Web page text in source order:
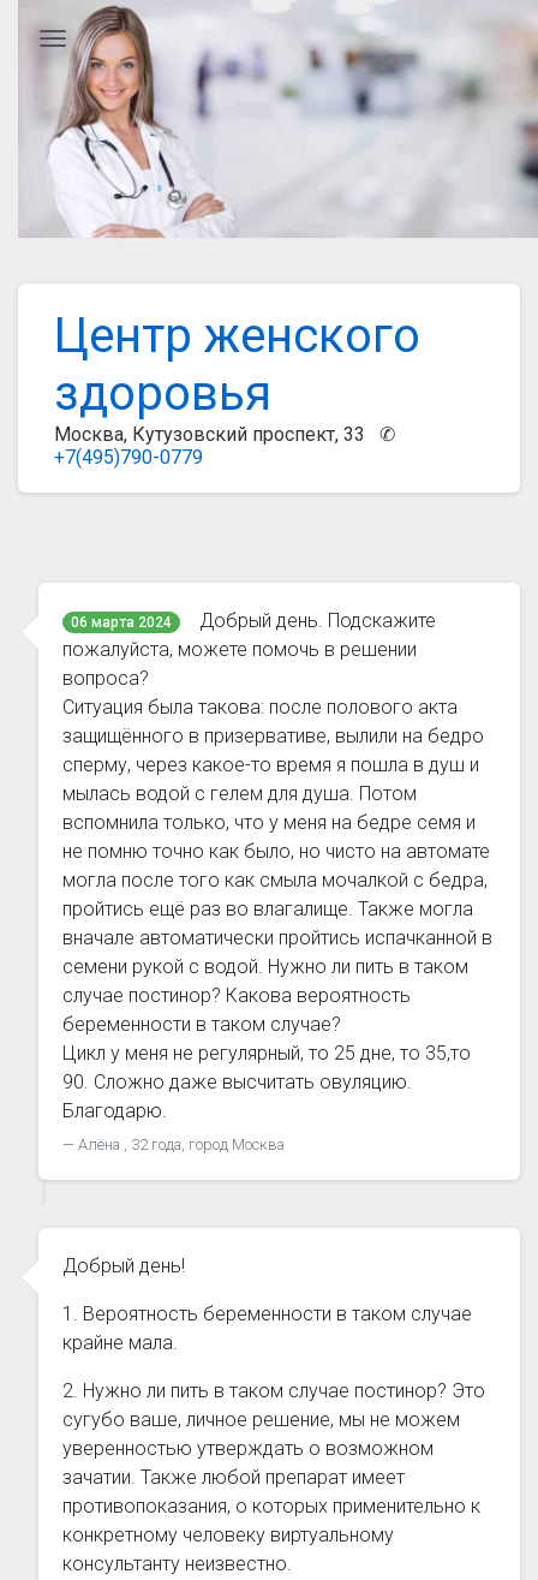
Центр женского
здоровья
Москва, Кутузовский проспект, 33 ✆
+7(495)790-0779
Главное меню
06 марта 2024
Добрый день. Подскажите
пожалуйста, можете помочь в решении
вопроса?
Ситуация была такова: после полового акта
защищённого в призервативе, вылили на бедро
сперму, через какое-то время я пошла в душ и
мылась водой с гелем для душа. Потом
вспомнила только, что у меня на бедре семя и
не помню точно как было, но чисто на автомате
могла после того как смыла мочалкой с бедра,
пройтись ещё раз во влагалище. Также могла
вначале автоматически пройтись испачканной в
семени рукой с водой. Нужно ли пить в таком
случае постинор? Какова вероятность
беременности в таком случае?
Цикл у меня не регулярный, то 25 дне, то 35,то
90. Сложно даже высчитать овуляцию.
Благодарю.
Алёна , 32 года, город Москва
Добрый день!
1. Вероятность беременности в таком случае
крайне мала.
2. Нужно ли пить в таком случае постинор? Это
сугубо ваше, личное решение, мы не можем
уверенностью утверждать о возможном
зачатии. Также любой препарат имеет
противопоказания, о которых применительно к
конкретному человеку виртуальному
консультанту неизвестно.